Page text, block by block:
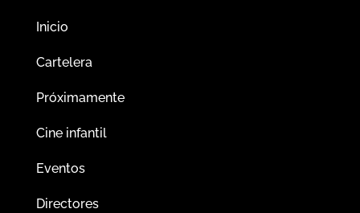
Inicio
Cartelera
Próximamente
Cine infantil
Eventos
Directores